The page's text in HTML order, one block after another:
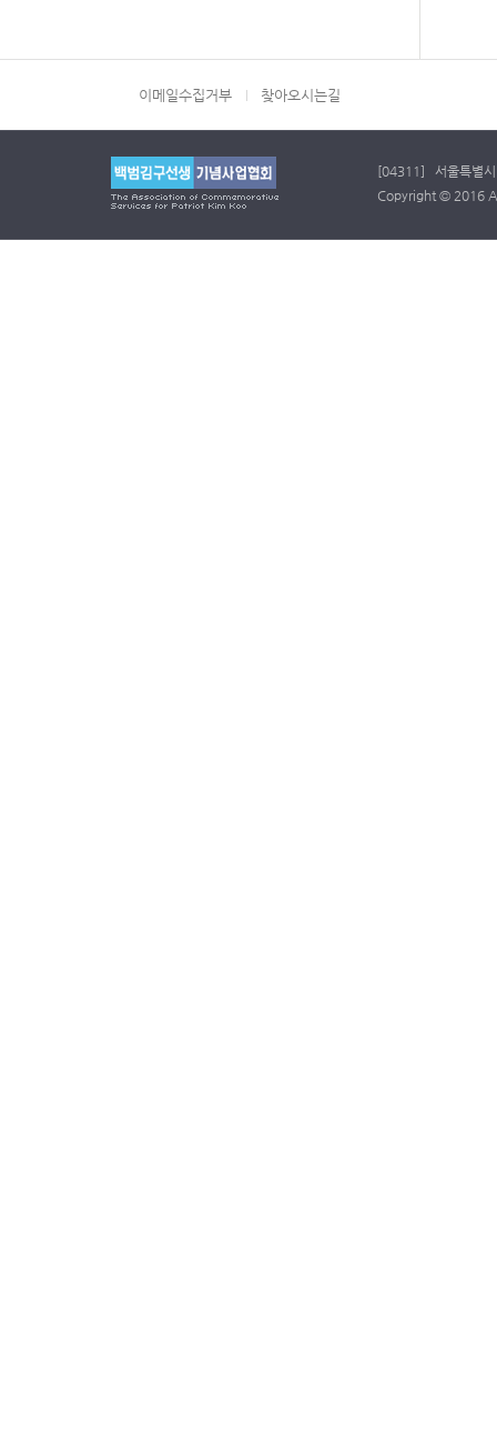
이메일수집거부 찾아오시는길
[04311] 서울특별
Copyright © 2016